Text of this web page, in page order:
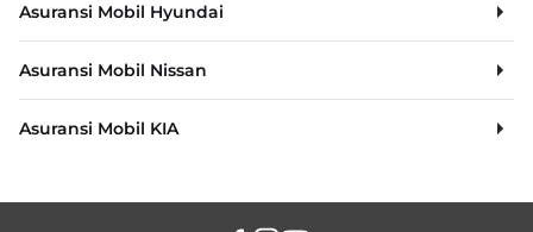
Asuransi Mobil Hyundai
Asuransi Mobil Nissan
Asuransi Mobil KIA